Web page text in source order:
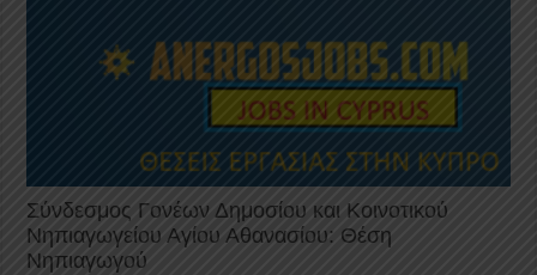
Σύνδεσμος Γονέων Δημοσίου και Κοινοτικού
Νηπιαγωγείου Αγίου Αθανασίου: Θέση
Νηπιαγωγού